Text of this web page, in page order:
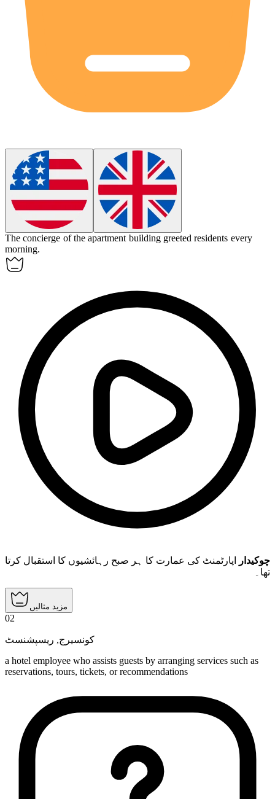
Theconcierge of the apartment building greeted residents every
morning.
چوکیدار
اپارٹمنٹ کی عمارت کا ہر صبح رہائشیوں کا استقبال کرتا
تھا۔
مزید مثالیں
02
کونسیرج, ریسپشنسٹ
a hotel employee who assists guests by arranging services such as
reservations, tours, tickets, or recommendations